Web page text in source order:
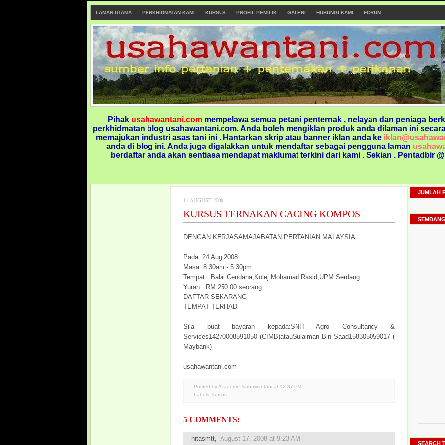
LAMAN UTAMA PERKHIDMATAN KAMI KURSUS PROFIL PEMILIK GALERI HUBUNGI KAMI FORUM
Pihak usahawantani.com mempelawa semua petani penternak , nelayan dan peniaga
perkhidmatan blog usahawantani.com. Anda boleh mengiklan produk anda dilaman ini
memajukan industri asas tani ini . Hantarkan skrip atau banner iklan anda ke
anda di blog ini.Anda juga digalakkan untuk mendaftar sebagai pengguna laman
berdaftar anda akan sentiasa mendapat maklumat terkini dari kami . Sekian . Pentadbir
11 AUGUST 2008
KURSUS TERNAKAN CACING KOMPOS
DENGAN KERJASAMAJABATAN PERTANIAN MALAYSIA
Pada: 24 Aug 2008
Masa: 8.30am - 5.30pm
Tempat : Balai Cendana,Kolej Mohamad Rasid,UPM Serdang
Yuran : RM 250.00 seorang
DAFTAR SEKARANG
TEMPAT TERHAD
Sila buat bayaran kepada:SNH Agro Consultancy &
Services14270008591050 (CIMB)atauSulaiman Bin Saad158305059017 (
Maybank)
usahawantani.com
Posted by Akademi Usahawantani at 12:37 PM
Labels: kursus
5 COMMENTS:
nitasmtt, August 17, 2008 at 9:23 AM
JUMLAH
SEARCH